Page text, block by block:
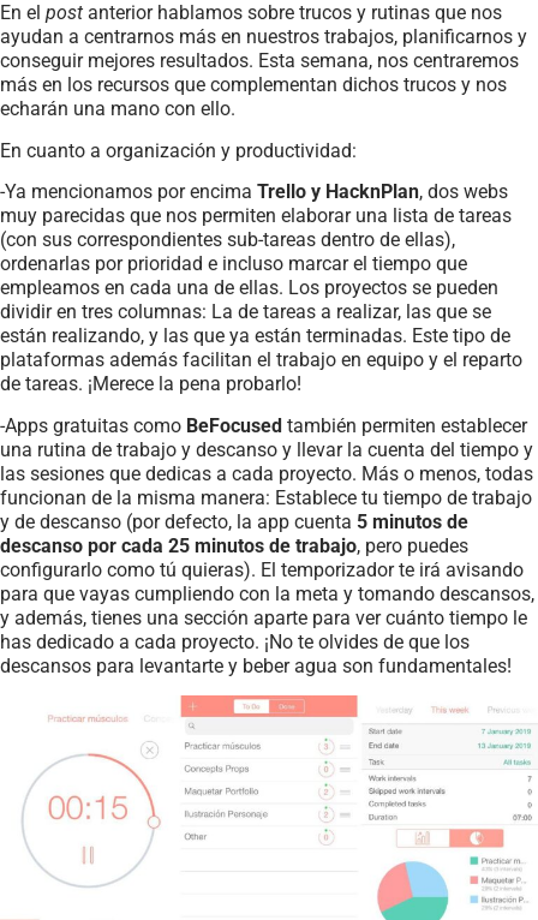
En el post anterior hablamos sobre trucos y rutinas que nos
ayudan a centrarnos más en nuestros trabajos, planificarnos y
conseguir mejores resultados. Esta semana, nos centraremos
más en los recursos que complementan dichos trucos y nos
echarán una mano con ello.
En cuanto a organización y productividad:
-Ya mencionamos por encima Trello y HacknPlan, dos webs
muy parecidas que nos permiten elaborar una lista de tareas
(con sus correspondientes sub-tareas dentro de ellas),
ordenarlas por prioridad e incluso marcar el tiempo que
empleamos en cada una de ellas. Los proyectos se pueden
dividir en tres columnas: La de tareas a realizar, las que se
están realizando, y las que ya están terminadas. Este tipo de
plataformas además facilitan el trabajo en equipo y el reparto
de tareas. ¡Merece la pena probarlo!
-Apps gratuitas como BeFocused también permiten establecer
una rutina de trabajo y descanso y llevar la cuenta del tiempo y
las sesiones que dedicas a cada proyecto. Más o menos, todas
funcionan de la misma manera: Establece tu tiempo de trabajo
y de descanso (por defecto, la app cuenta 5 minutos de
descanso por cada 25 minutos de trabajo, pero puedes
configurarlo como tú quieras). El temporizador te irá avisando
para que vayas cumpliendo con la meta y tomando descansos,
y además, tienes una sección aparte para ver cuánto tiempo le
has dedicado a cada proyecto. ¡No te olvides de que los
descansos para levantarte y beber agua son fundamentales!